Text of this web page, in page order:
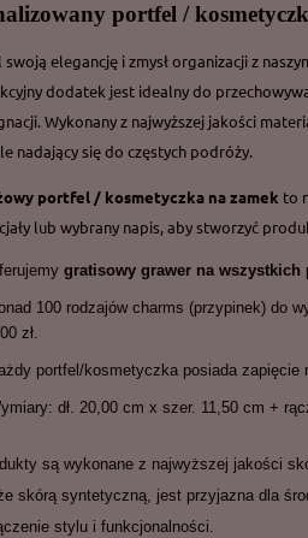
portfel /
elegancję i zmysł organizacji z
dodatek jest idealny do
Wykonany z najwyższej jakości
nadający się do częstych podróży.
portfel / kosmetyczka na zamek to
lub wybrany napis, aby stworzyć
gratisowy grawer na wszystkich
100 rodzajów charms (przypinek) do
zł.
portfel/kosmetyczka posiada zapięcie
dł. 20,00 cm x szer. 11,50 cm +
są wykonane z najwyższej jakości
skórą syntetyczną, jest przyjazna dla
stylu i funkcjonalności.